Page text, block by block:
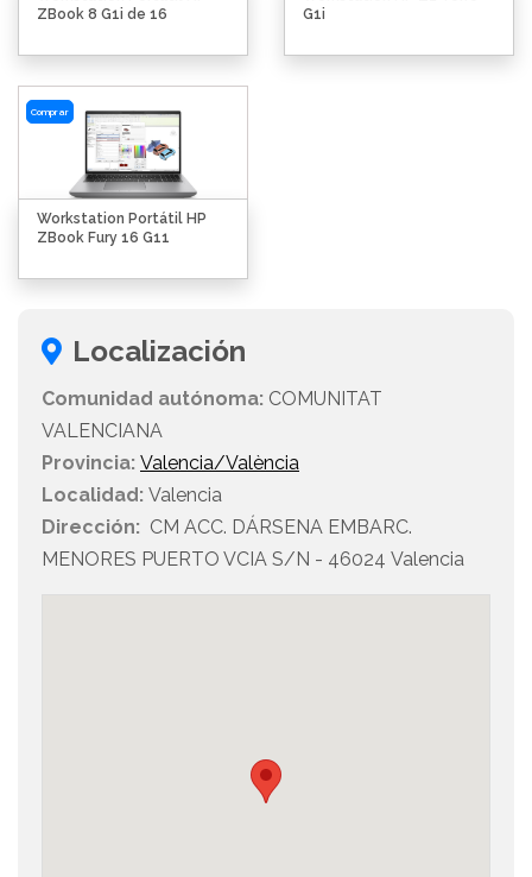
ZBook 8 G1i de 16
G1i
Comprar
Workstation Portátil HP
ZBook Fury 16 G11
Localización
Comunidad autónoma: COMUNITAT
VALENCIANA
Provincia: Valencia/València
Localidad: Valencia
Dirección: CM ACC. DÁRSENA EMBARC.
MENORES PUERTO VCIA S/N - 46024 Valencia